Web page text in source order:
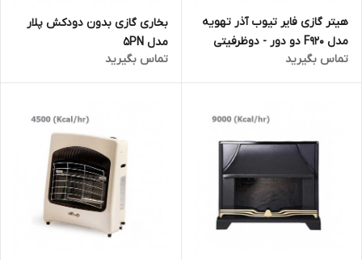
هیتر گازی فایر تیوب آذر تهویه
مدل F920 دو دور - دوظرفیتی
تماس بگیرید
بخاری گازی بدون دودکش پلار
مدل 5PN
تماس بگیرید